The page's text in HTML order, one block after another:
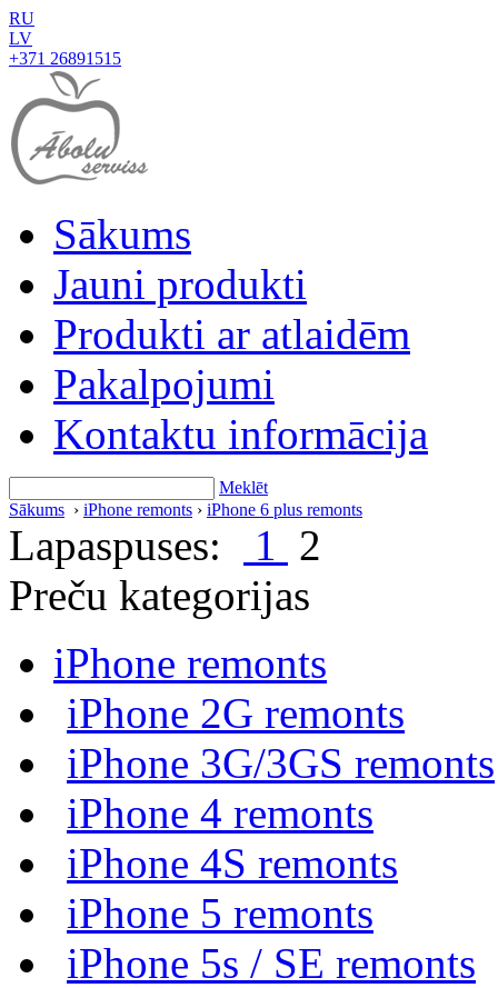
RU
LV
+371 26891515
Sākums
Jauni produkti
Produkti ar atlaidēm
Pakalpojumi
Kontaktu informācija
Meklēt
Sākums › iPhone remonts › iPhone 6 plus remonts
Lapaspuses: 1 2
Preču kategorijas
iPhone remonts
iPhone 2G remonts
iPhone 3G/3GS remonts
iPhone 4 remonts
iPhone 4S remonts
iPhone 5 remonts
iPhone 5s / SE remonts